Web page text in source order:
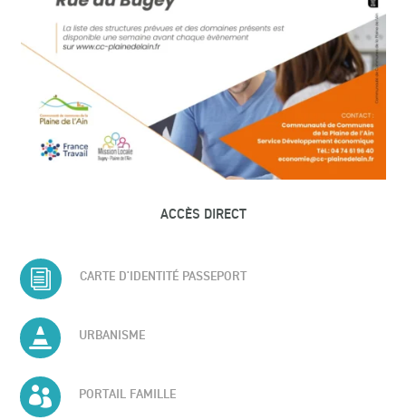
ACCÈS DIRECT
i CARTE D'IDENTITÉ PASSEPORT
 URBANISME
 PORTAIL FAMILLE